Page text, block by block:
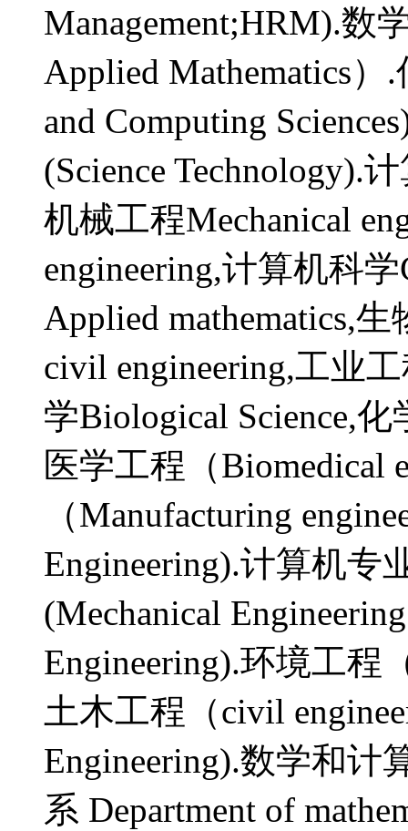
Management;HRM).数
Applied Mathematics
and Computing
(Science Technology).
机械工程Mechanical
engineering,计算机科
Applied mathematics,
civil engineering,工业
学Biological Science,
医学工程（Biomedical
（Manufacturing
Engineering).计算机专
(Mechanical
Engineering).环境工程
土木工程（civil
Engineering).数学和计
系 Department of